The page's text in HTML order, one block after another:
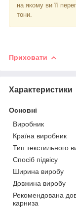
на якому ви її
тони.
Приховати
Характеристики
Основні
Виробник
Країна виробник
Тип текстильного
Спосіб підвісу
Ширина виробу
Довжина виробу
Рекомендована
карниза